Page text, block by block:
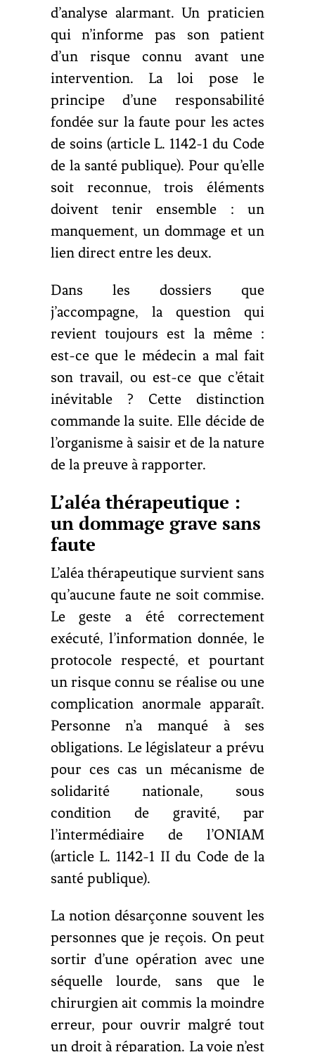
d’analyse alarmant. Un praticien
qui n’informe pas son patient
d’un risque connu avant une
intervention. La loi pose le
principe d’une responsabilité
fondée sur la faute pour les actes
de soins (article L. 1142-1 du Code
de la santé publique). Pour qu’elle
soit reconnue, trois éléments
doivent tenir ensemble : un
manquement, un dommage et un
lien direct entre les deux.
Dans les dossiers que
j’accompagne, la question qui
revient toujours est la même :
est-ce que le médecin a mal fait
son travail, ou est-ce que c’était
inévitable ? Cette distinction
commande la suite. Elle décide de
l’organisme à saisir et de la nature
de la preuve à rapporter.
L’aléa thérapeutique :
un dommage grave sans
faute
L’aléa thérapeutique survient sans
qu’aucune faute ne soit commise.
Le geste a été correctement
exécuté, l’information donnée, le
protocole respecté, et pourtant
un risque connu se réalise ou une
complication anormale apparaît.
Personne n’a manqué à ses
obligations. Le législateur a prévu
pour ces cas un mécanisme de
solidarité nationale, sous
condition de gravité, par
l’intermédiaire de l’ONIAM
(article L. 1142-1 II du Code de la
santé publique).
La notion désarçonne souvent les
personnes que je reçois. On peut
sortir d’une opération avec une
séquelle lourde, sans que le
chirurgien ait commis la moindre
erreur, pour ouvrir malgré tout
un droit à réparation. La voie n’est